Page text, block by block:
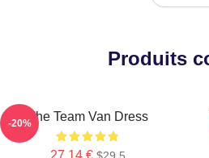
Produits
The Team Van Dress
27,14 €
-20%